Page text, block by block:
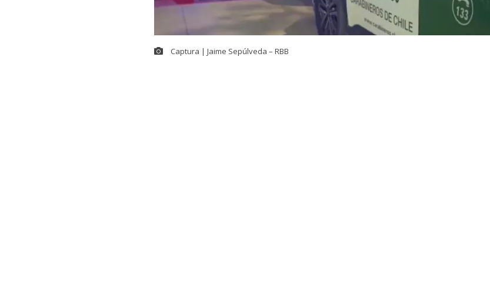
Captura | Jaime Sepúlveda – RBB